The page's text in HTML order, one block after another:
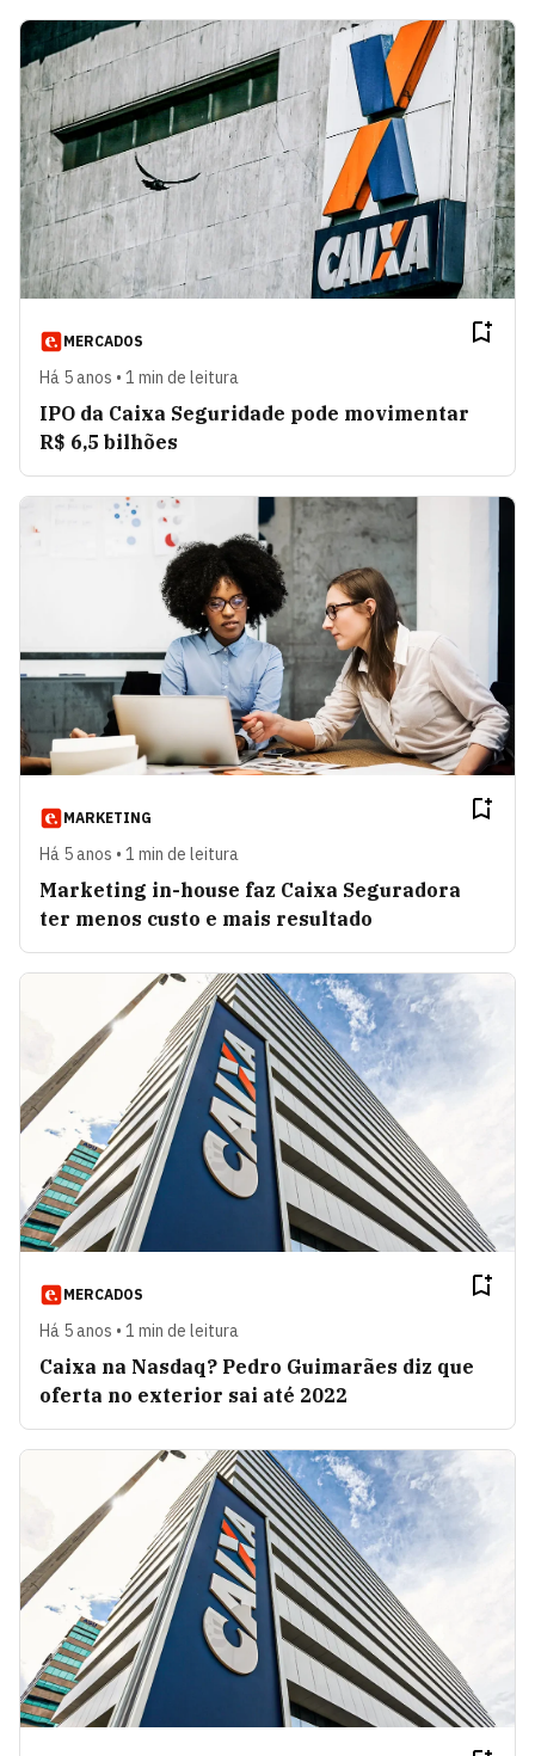
MERCADOS
Há 5 anos • 1 min de leitura
IPO da Caixa Seguridade pode movimentar
R$ 6,5 bilhões
MARKETING
Há 5 anos • 1 min de leitura
Marketing in-house faz Caixa Seguradora
ter menos custo e mais resultado
MERCADOS
Há 5 anos • 1 min de leitura
Caixa na Nasdaq? Pedro Guimarães diz que
oferta no exterior sai até 2022